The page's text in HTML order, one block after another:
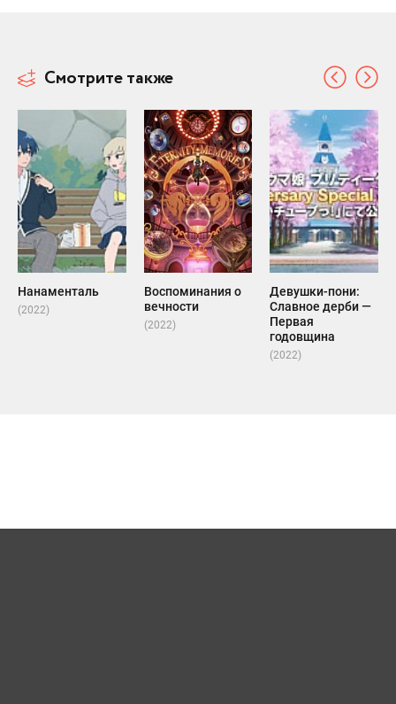
Смотрите также
Нанаменталь
(2022)
Воспоминания о
вечности
(2022)
Девушки-пони:
Славное дерби —
Первая
годовщина
(2022)